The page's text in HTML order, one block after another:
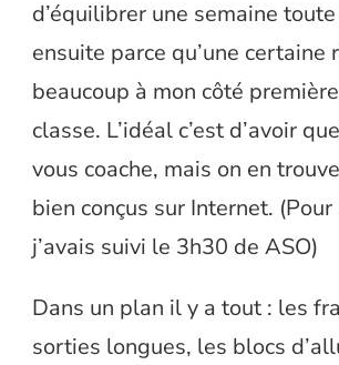
d’équilibrer une semaine
ensuite parce qu’une
beaucoup à mon côté
classe. L’idéal c’est d’avoir
vous coache, mais on en
bien conçus sur Internet.
j’avais suivi le 3h30 de ASO)
Dans un plan il y a tout : les
sorties longues, les blocs